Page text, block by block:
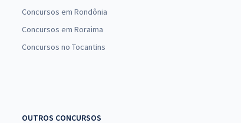
Concursos em Rondônia
Concursos em Roraima
Concursos no Tocantins
OUTROS CONCURSOS